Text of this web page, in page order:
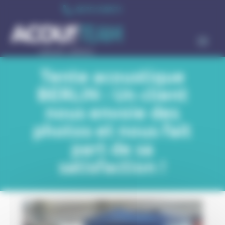
Tente acoustique
BERLIN : Un client
nous envoie des
photos et nous fait
part de sa
satisfaction !